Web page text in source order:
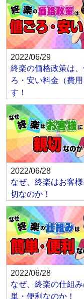
2022/06/29
終楽の価格政策は
ろ・安い料金（費
す！
2022/06/28
なぜ、終楽はお客
切なのか！
2022/06/28
なぜ、終楽の仕組
単・便利なのか！